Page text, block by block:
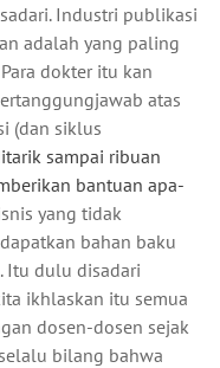
Industri publikasi
adalah yang paling
dokter itu kan
atas
(dan siklus
sampai ribuan
bantuan apa-
yang tidak
bahan baku
Itu dulu disadari
ikhlaskan itu semua
dosen-dosen sejak
bilang bahwa